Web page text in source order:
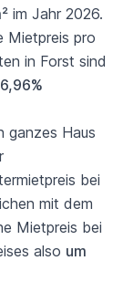
im Jahr 2026.
Mietpreis pro
in Forst sind
ganzes Haus
bei
mit dem
Mietpreis bei
also um